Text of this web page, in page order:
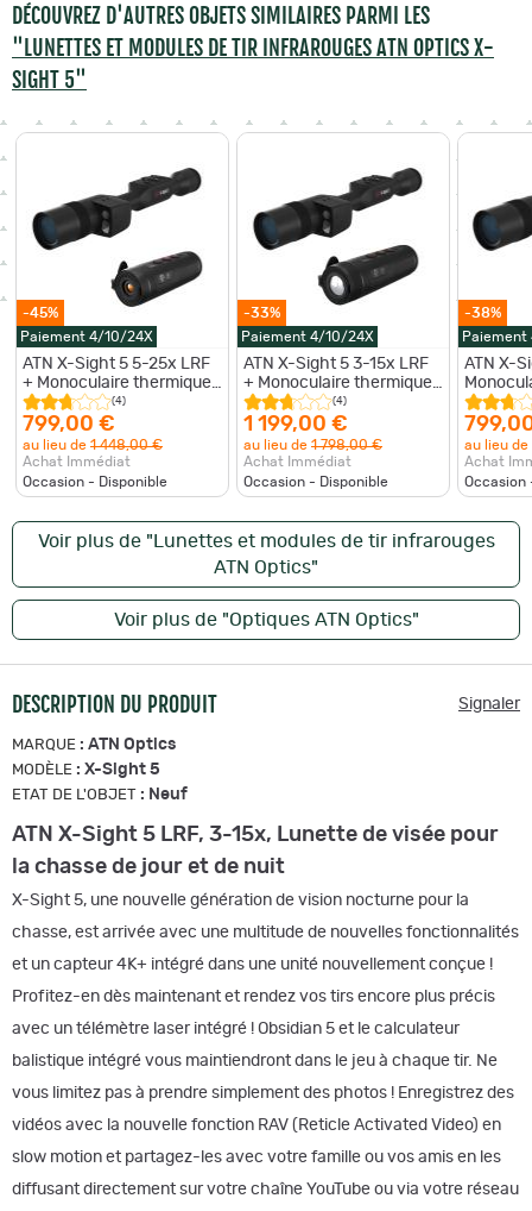
DÉCOUVREZ D'AUTRES OBJETS SIMILAIRES PARMI LES
"LUNETTES ET MODULES DE TIR INFRAROUGES ATN OPTICS X-
SIGHT 5"
-45%
Paiement 4/10/24X
ATN X-Sight 5 5-25x LRF
+ Monoculaire thermique
BlazeSeeker 207 Pack
Vision Nocturne Haut de
Gamme
(4)
799,00 €
au lieu de 1 448,00 €
Achat Immédiat
Occasion - Disponible
-33%
Paiement 4/10/24X
ATN X-Sight 5 3-15x LRF
+ Monoculaire thermique
BlazeTrek 319 Pack Vision
Nocturne Haut de Gamme
(4)
1 199,00 €
au lieu de 1 798,00 €
Achat Immédiat
Occasion - Disponible
-38%
ATN X-
Vision
Gamme
au lieu de
Achat
Occasion
Voir plus de "Lunettes et modules de tir infrarouges
ATN Optics"
Voir plus de "Optiques ATN Optics"
DESCRIPTION DU PRODUIT Signaler
MARQUE : ATN Optics
MODÈLE : X-Sight 5
ETAT DE L'OBJET : Neuf
ATN X-Sight 5 LRF, 3-15x, Lunette de visée pour
la chasse de jour et de nuit
X-Sight 5, une nouvelle génération de vision nocturne pour la
chasse, est arrivée avec une multitude de nouvelles fonctionnalités
et un capteur 4K+ intégré dans une unité nouvellement conçue !
Profitez-en dès maintenant et rendez vos tirs encore plus précis
avec un télémètre laser intégré ! Obsidian 5 et le calculateur
balistique intégré vous maintiendront dans le jeu à chaque tir. Ne
vous limitez pas à prendre simplement des photos ! Enregistrez des
vidéos avec la nouvelle fonction RAV (Reticle Activated Video) en
slow motion et partagez-les avec votre famille ou vos amis en les
diffusant directement sur votre chaîne YouTube ou via votre réseau